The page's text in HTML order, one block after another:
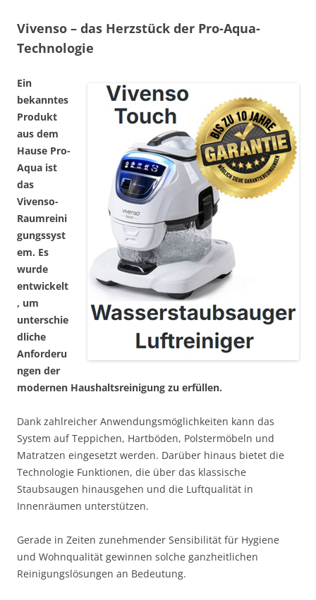
Vivenso – das Herzstück der Pro-Aqua-
Technologie
Ein
bekanntes
Produkt
aus dem
Hause Pro-
Aqua ist
das
Vivenso-
Raumreini
gungssyst
em. Es
wurde
entwickelt
, um
unterschie
dliche
Anforderu
ngen der
modernen Haushaltsreinigung zu erfüllen.
Dank zahlreicher Anwendungsmöglichkeiten kann das
System auf Teppichen, Hartböden, Polstermöbeln und
Matratzen eingesetzt werden. Darüber hinaus bietet die
Technologie Funktionen, die über das klassische
Staubsaugen hinausgehen und die Luftqualität in
Innenräumen unterstützen.
Gerade in Zeiten zunehmender Sensibilität für Hygiene
und Wohnqualität gewinnen solche ganzheitlichen
Reinigungslösungen an Bedeutung.